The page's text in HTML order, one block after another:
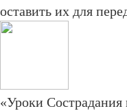
оставить их для
«Уроки